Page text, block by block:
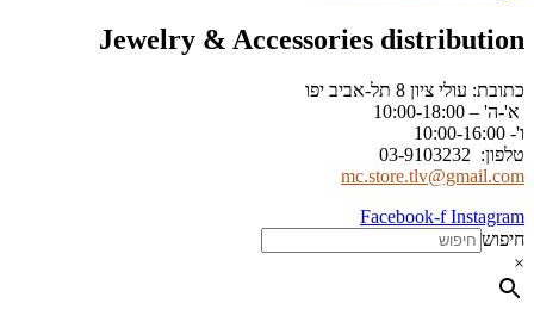
Jewelry & Accessories distribution
כתובת: עולי ציון 8 תל-אביב יפו
א'-ה' – 10:00-18:00
ו'- 10:00-16:00
טלפון: 03-9103232
mc.store.tlv@gmail.com
Facebook-f Instagram
חיפוש
×